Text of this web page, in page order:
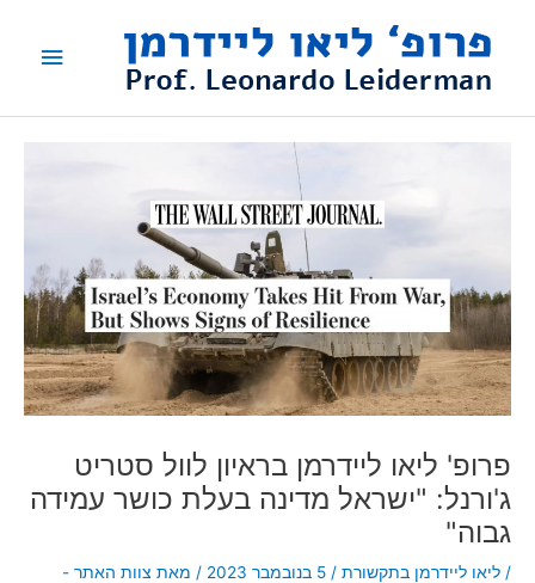
ראשי
פרופ' ליאו ליידרמן בראיון לוול סטריט
ג'ורנל: "ישראל מדינה בעלת כושר עמידה
גבוה"
/ ליאו ליידרמן בתקשורת / 5 בנובמבר 2023 / מאת צוות האתר -